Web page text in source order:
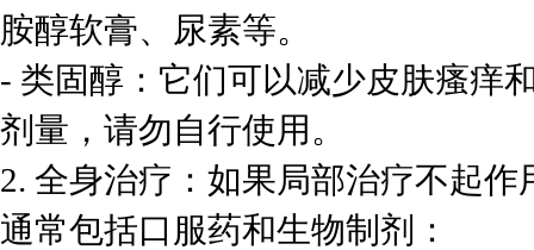
胺醇软膏、尿素等。
- 类固醇：它们可以减少皮肤瘙痒
剂量，请勿自行使用。
2. 全身治疗：如果局部治疗不起
通常包括口服药和生物制剂：